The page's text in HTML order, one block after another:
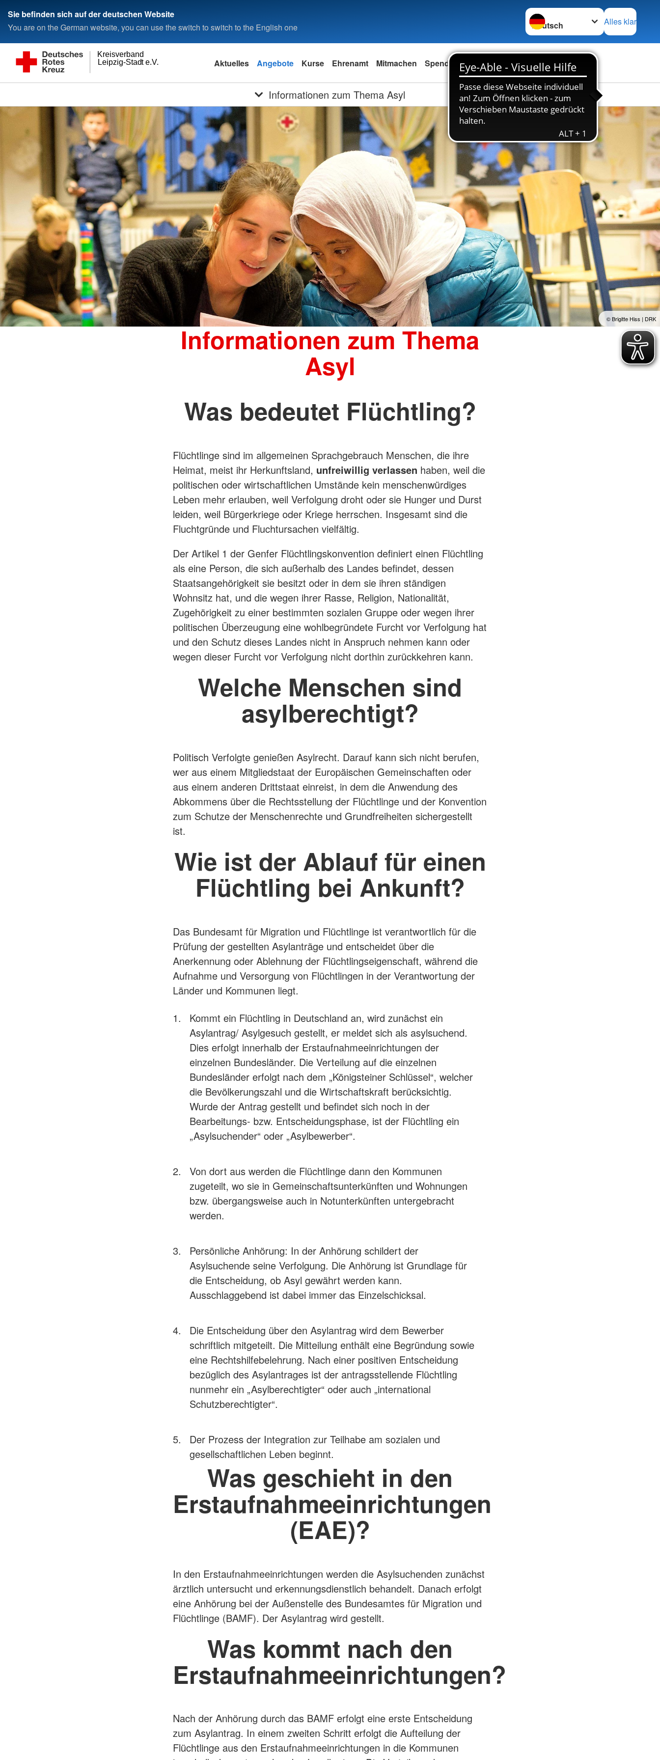
Sie befinden sich auf der deutschen Website
You are on the German website, you can use the switch to switch to the English one
Sprache wechseln zu
Alles klar
Leipzig-Stadt e.V.
Kreisverband
Aktuelles Angebote Kurse Ehrenamt Mitmachen Spenden Über uns
Informationen zum Thema Asyl
© Brigitte Hiss | DRK
Informationen zum Thema
Asyl
Was bedeutet Flüchtling?
Flüchtlinge sind im allgemeinen Sprachgebrauch Menschen, die ihre
Heimat, meist ihr Herkunftsland, unfreiwillig verlassen haben, weil die
politischen oder wirtschaftlichen Umstände kein menschenwürdiges
Leben mehr erlauben, weil Verfolgung droht oder sie Hunger und Durst
leiden, weil Bürgerkriege oder Kriege herrschen. Insgesamt sind die
Fluchtgründe und Fluchtursachen vielfältig.
Der Artikel 1 der Genfer Flüchtlingskonvention definiert einen Flüchtling
als eine Person, die sich außerhalb des Landes befindet, dessen
Staatsangehörigkeit sie besitzt oder in dem sie ihren ständigen
Wohnsitz hat, und die wegen ihrer Rasse, Religion, Nationalität,
Zugehörigkeit zu einer bestimmten sozialen Gruppe oder wegen ihrer
politischen Überzeugung eine wohlbegründete Furcht vor Verfolgung hat
und den Schutz dieses Landes nicht in Anspruch nehmen kann oder
wegen dieser Furcht vor Verfolgung nicht dorthin zurückkehren kann.
Welche Menschen sind
asylberechtigt?
Politisch Verfolgte genießen Asylrecht. Darauf kann sich nicht berufen,
wer aus einem Mitgliedstaat der Europäischen Gemeinschaften oder
aus einem anderen Drittstaat einreist, in dem die Anwendung des
Abkommens über die Rechtsstellung der Flüchtlinge und der Konvention
zum Schutze der Menschenrechte und Grundfreiheiten sichergestellt
ist.
Wie ist der Ablauf für einen
Flüchtling bei Ankunft?
Das Bundesamt für Migration und Flüchtlinge ist verantwortlich für die
Prüfung der gestellten Asylanträge und entscheidet über die
Anerkennung oder Ablehnung der Flüchtlingseigenschaft, während die
Aufnahme und Versorgung von Flüchtlingen in der Verantwortung der
Länder und Kommunen liegt.
Kommt ein Flüchtling in Deutschland an, wird zunächst ein
Asylantrag/ Asylgesuch gestellt, er meldet sich als asylsuchend.
Dies erfolgt innerhalb der Erstaufnahmeeinrichtungen der
einzelnen Bundesländer. Die Verteilung auf die einzelnen
Bundesländer erfolgt nach dem „Königsteiner Schlüssel“, welcher
die Bevölkerungszahl und die Wirtschaftskraft berücksichtig.
Wurde der Antrag gestellt und befindet sich noch in der
Bearbeitungs- bzw. Entscheidungsphase, ist der Flüchtling ein
„Asylsuchender“ oder „Asylbewerber“.
Von dort aus werden die Flüchtlinge dann den Kommunen
zugeteilt, wo sie in Gemeinschaftsunterkünften und Wohnungen
bzw. übergangsweise auch in Notunterkünften untergebracht
werden.
Persönliche Anhörung: In der Anhörung schildert der
Asylsuchende seine Verfolgung. Die Anhörung ist Grundlage für
die Entscheidung, ob Asyl gewährt werden kann.
Ausschlaggebend ist dabei immer das Einzelschicksal.
Die Entscheidung über den Asylantrag wird dem Bewerber
schriftlich mitgeteilt. Die Mitteilung enthält eine Begründung sowie
eine Rechtshilfebelehrung. Nach einer positiven Entscheidung
bezüglich des Asylantrages ist der antragsstellende Flüchtling
nunmehr ein „Asylberechtigter“ oder auch „international
Schutzberechtigter“.
Der Prozess der Integration zur Teilhabe am sozialen und
gesellschaftlichen Leben beginnt.
Was geschieht in den
Erstaufnahmeeinrichtungen
(EAE)?
In den Erstaufnahmeeinrichtungen werden die Asylsuchenden zunächst
ärztlich untersucht und erkennungsdienstlich behandelt. Danach erfolgt
eine Anhörung bei der Außenstelle des Bundesamtes für Migration und
Flüchtlinge (BAMF). Der Asylantrag wird gestellt.
Was kommt nach den
Erstaufnahmeeinrichtungen?
Nach der Anhörung durch das BAMF erfolgt eine erste Entscheidung
zum Asylantrag. In einem zweiten Schritt erfolgt die Aufteilung der
Flüchtlinge aus den Erstaufnahmeeinrichtungen in die Kommunen